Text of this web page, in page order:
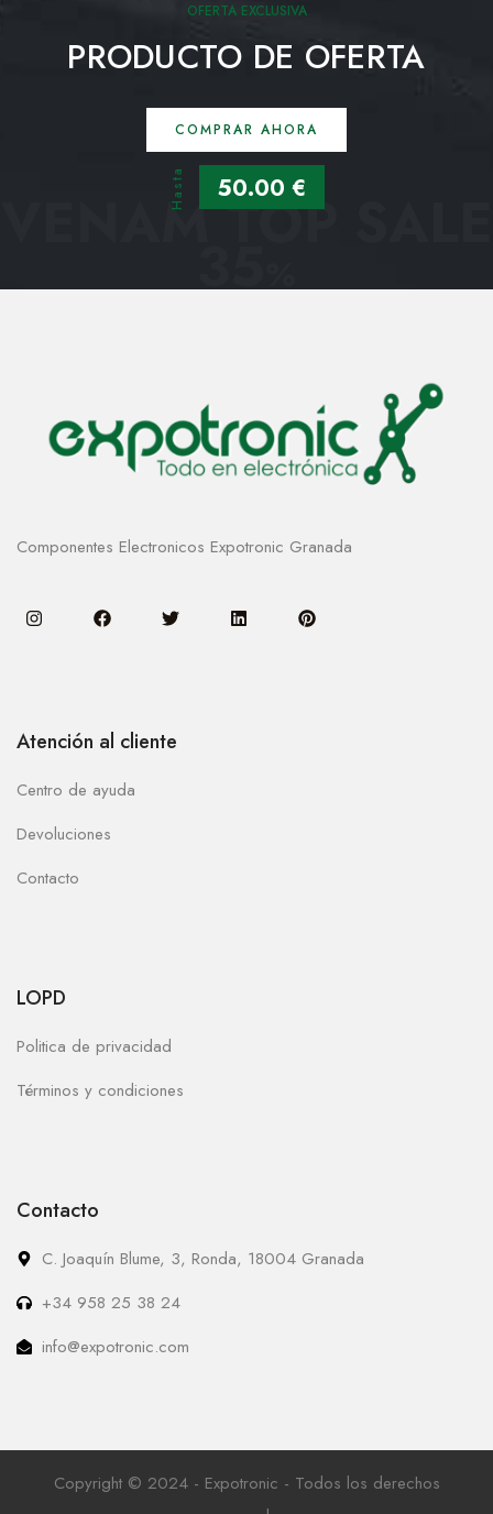
OFERTA EXCLUSIVA
PRODUCTO DE OFERTA
COMPRAR AHORA
Hasta 50.00 €
VENAM TOP SALE
35
Componentes Electronicos Expotronic Granada
Atención al cliente
Centro de ayuda
Devoluciones
Contacto
LOPD
Politica de privacidad
Términos y condiciones
Contacto
C. Joaquín Blume, 3, Ronda, 18004 Granada
+34 958 25 38 24
info@expotronic.com
Copyright © 2024 - Expotronic - Todos los derechos